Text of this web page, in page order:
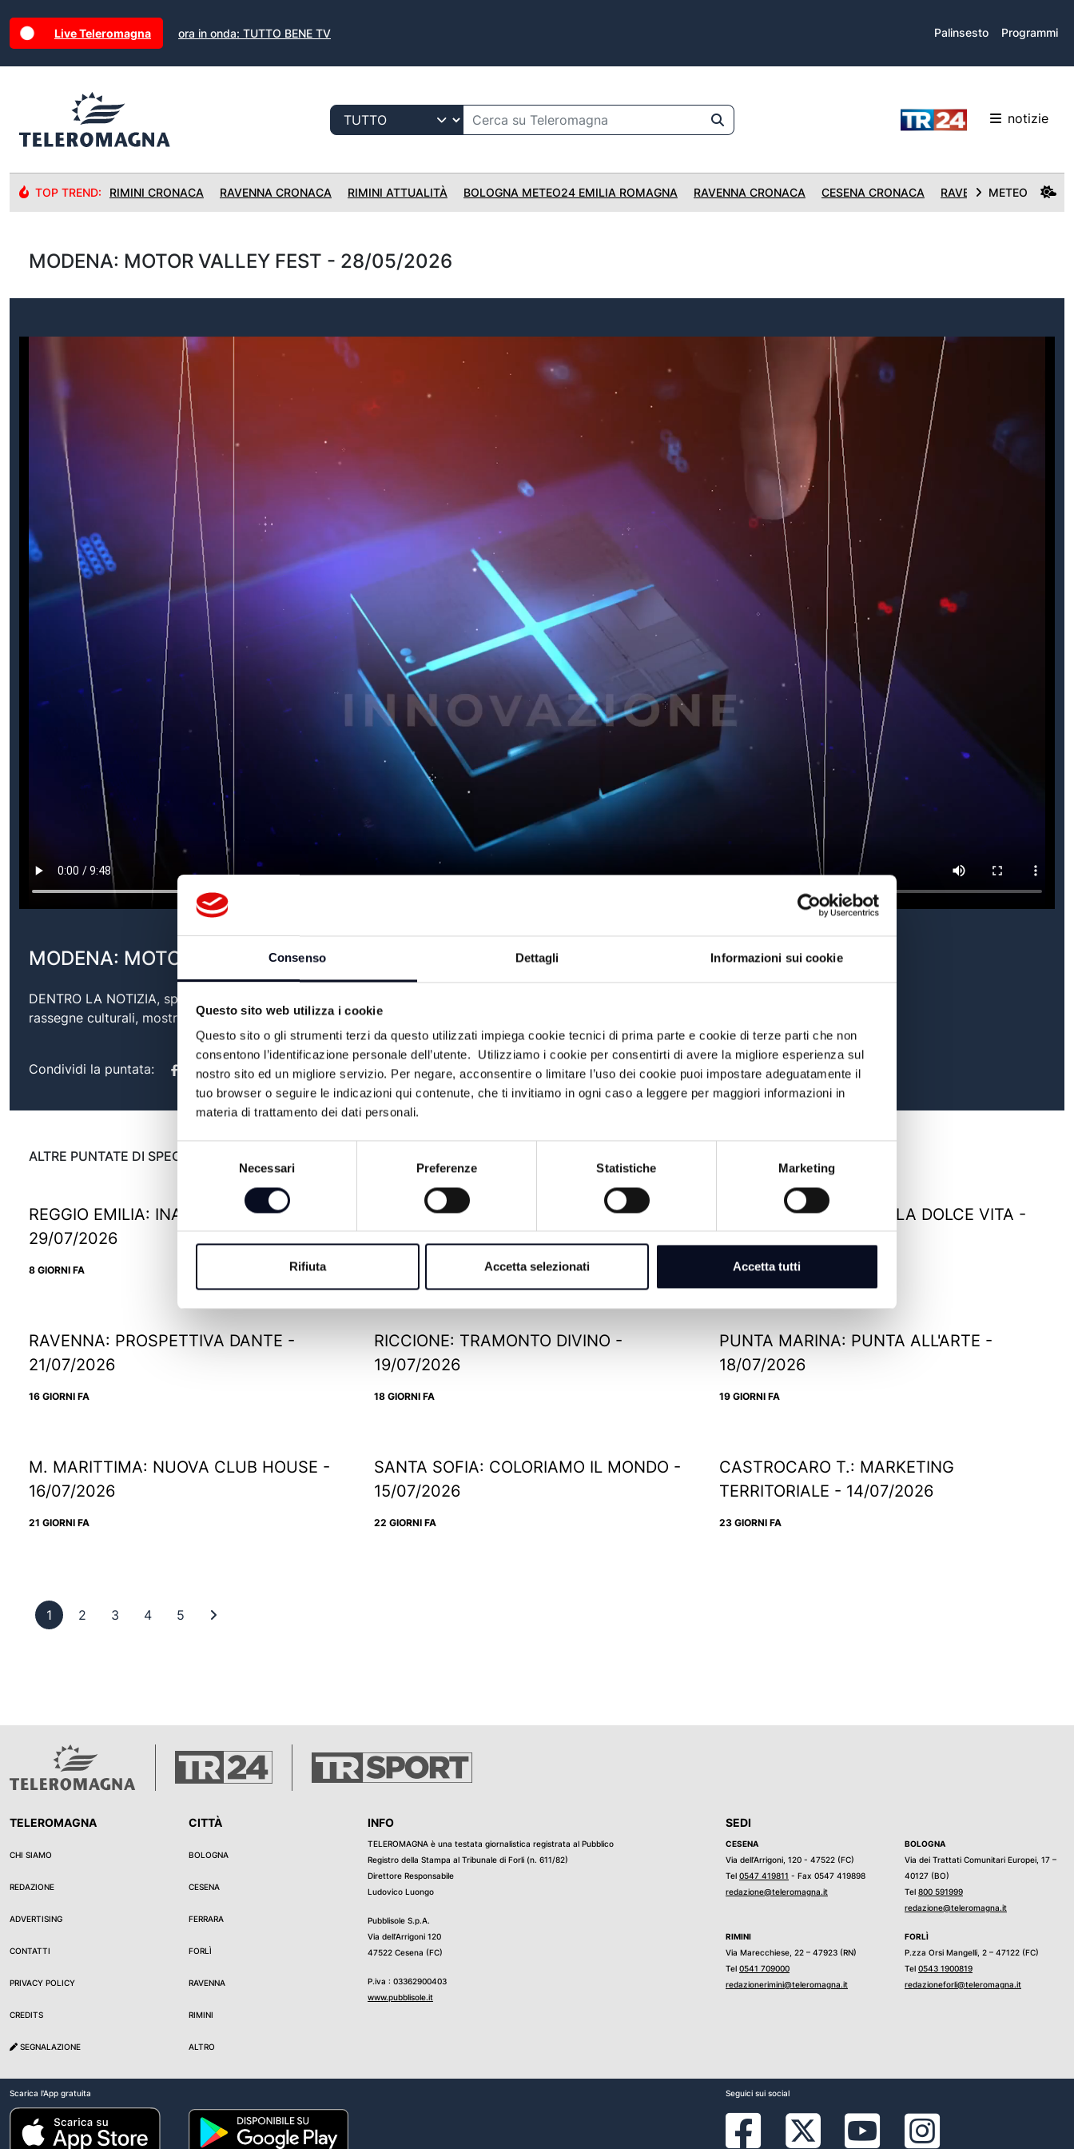
Consenso Dettagli Informazioni sui cookie
Questo sito web utilizza i cookie
Questo sito o gli strumenti terzi da questo utilizzati impiega cookie tecnici di prima parte e cookie di terze parti che non
consentono l’identificazione personale dell’utente. Utilizziamo i cookie per consentirti di avere la migliore esperienza sul
nostro sito ed un migliore servizio. Per negare, acconsentire o limitare l’uso dei cookie puoi impostare adeguatamente il
tuo browser o seguire le indicazioni qui contenute, che ti invitiamo in ogni caso a leggere per maggiori informazioni in
materia di trattamento dei dati personali.
Selezione
Necessari Preferenze Statistiche Marketing
Rifiuta Accetta selezionati Accetta tutti
Live Teleromagna ora in onda: TUTTO BENE TV Palinsesto Programmi
notizie
TOP TREND: RIMINI CRONACA RAVENNA CRONACA RIMINI ATTUALITÀ BOLOGNA METEO24 EMILIA ROMAGNA RAVENNA CRONACA CESENA CRONACA RAVENNA CRONACA
METEO
MODENA: MOTOR VALLEY FEST - 28/05/2026
MODENA: MOTOR VALLEY FEST - 28/05/2026
DENTRO LA NOTIZIA, speciale televisivo sull'’attualità made in Romagna. Servizi video su
rassegne culturali, mostre, eventi ma anche promozione del territorio e delle sue imprese.
Condividi la puntata:
ALTRE PUNTATE DI SPECIALE
REGGIO EMILIA: INAUGURA IKEA PAOP -
29/07/2026
8 GIORNI FA
ROMAGNA: L'ALGORITMO DELLA
RIMINI: TERRAZZA DELLA DOLCE VITA -
15 GIORNI FA
RAVENNA: PROSPETTIVA DANTE -
21/07/2026
16 GIORNI FA
RICCIONE: TRAMONTO DIVINO -
19/07/2026
18 GIORNI FA
PUNTA MARINA: PUNTA ALL'ARTE -
18/07/2026
19 GIORNI FA
M. MARITTIMA: NUOVA CLUB HOUSE -
16/07/2026
21 GIORNI FA
SANTA SOFIA: COLORIAMO IL MONDO -
15/07/2026
22 GIORNI FA
CASTROCARO T.: MARKETING
TERRITORIALE - 14/07/2026
23 GIORNI FA
1 Pagina 1
2 Pagina 2
3 Pagina 3
4Pagina 4
5 Pagina 5
TELEROMAGNA
CHI SIAMO
REDAZIONE
ADVERTISING
CONTATTI
PRIVACY POLICY
CREDITS
SEGNALAZIONE
CITTÀ
BOLOGNA
CESENA
FERRARA
FORLÌ
RAVENNA
RIMINI
ALTRO
INFO
TELEROMAGNA è una testata giornalistica registrata al Pubblico
Registro della Stampa al Tribunale di Forli (n. 611/82)
Direttore Responsabile
Ludovico Luongo
Pubblisole S.p.A.
Via dell’Arrigoni 120
47522 Cesena (FC)
P.iva : 03362900403
www.pubblisole.it
SEDI
CESENA
Via dell’Arrigoni, 120 - 47522 (FC)
Tel 0547 419811 - Fax 0547 419898
redazione@teleromagna.it
BOLOGNA
Via dei Trattati Comunitari Europei, 17 –
40127 (BO)
Tel 800 591999
redazione@teleromagna.it
RIMINI
Via Marecchiese, 22 – 47923 (RN)
Tel 0541 709000
redazionerimini@teleromagna.it
FORLÌ
P.zza Orsi Mangelli, 2 – 47122 (FC)
Tel 0543 1900819
redazioneforli@teleromagna.it
Scarica l'App gratuita Seguici sui social